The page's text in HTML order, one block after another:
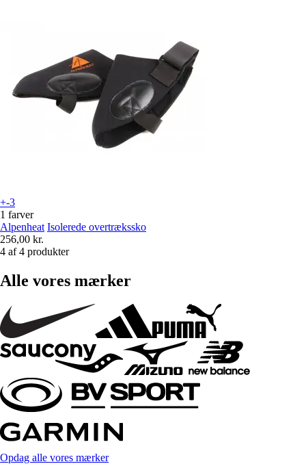
+-3
1 farver
Alpenheat Isolerede overtrækssko
256,00 kr.
4 af 4 produkter
Alle vores mærker
Opdag alle vores mærker